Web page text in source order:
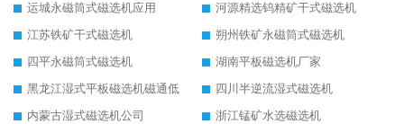
运城永磁筒式磁选机应用
河源精选钨精矿干式磁选机
江苏铁矿干式磁选机
朔州铁矿永磁筒式磁选机
四平永磁筒式磁选机
湖南平板磁选机厂家
黑龙江湿式平板磁选机磁通低
四川半逆流湿式磁选机
内蒙古湿式磁选机公司
浙江锰矿水选磁选机